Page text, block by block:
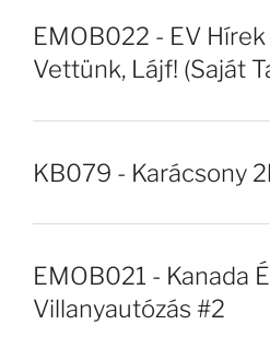
EMOB022 - EV
Vettünk, Lájf! (Saját
KB079 - Karácsony
EMOB021 - Kanada
Villanyautózás #2